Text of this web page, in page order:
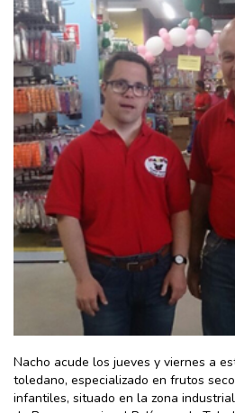
Nacho acude los jueves y viernes a
toledano, especializado en frutos
infantiles, situado en la zona